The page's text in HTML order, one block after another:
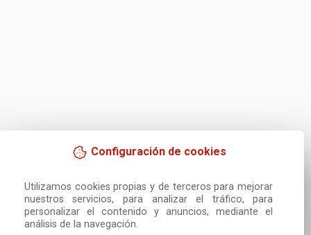
Configuración de cookies
Utilizamos cookies propias y de terceros para mejorar
nuestros servicios, para analizar el tráfico, para
personalizar el contenido y anuncios, mediante el
análisis de la navegación.